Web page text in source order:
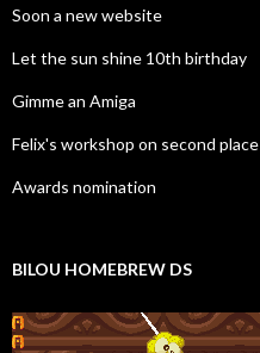
Soon a new website
Let the sun shine 10th birthday
Gimme an Amiga
Felix's workshop on second place
Awards nomination
BILOU HOMEBREW DS